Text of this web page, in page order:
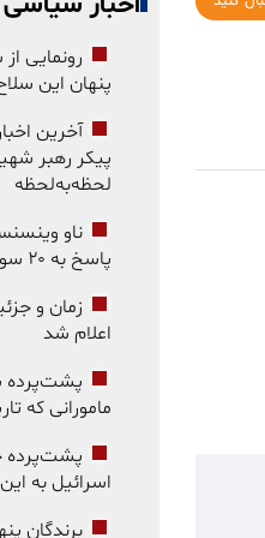
رونمایی
پنهان این
آخرین
پیکر رهبر
لحظه‌به‌لحظه
پاسخ به ۲۰ سوال درباره پرواز ۶۵۵
زمان و
اعلام شد
پشت‌پرده
مامورانی که
پشت‌پرده
اسرائیل به
برندگان